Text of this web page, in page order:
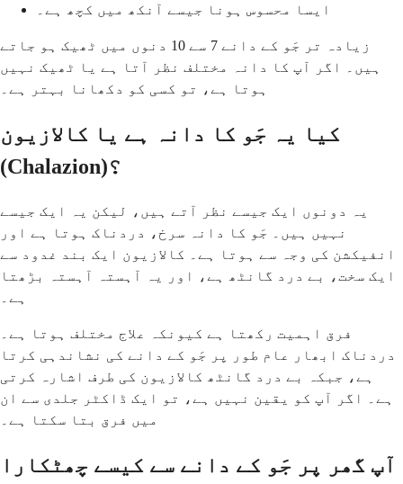
ایسا محسوس ہونا جیسے آنکھ میں کچھ ہے۔
زیادہ تر جَو کے دانے 7 سے 10 دنوں میں ٹھیک ہو جاتے
ہیں۔ اگر آپ کا دانہ مختلف نظر آتا ہے یا ٹھیک نہیں
ہوتا ہے، تو کسی کو دکھانا بہتر ہے۔
کیا یہ جَو کا دانہ ہے یا کالازیون
(Chalazion)؟
یہ دونوں ایک جیسے نظر آتے ہیں، لیکن یہ ایک جیسے
نہیں ہیں۔ جَو کا دانہ سرخ، دردناک ہوتا ہے اور
انفیکشن کی وجہ سے ہوتا ہے۔ کالازیون ایک بند غدود سے
ایک سخت، بے درد گانٹھ ہے، اور یہ آہستہ آہستہ بڑھتا
ہے۔
فرق اہمیت رکھتا ہے کیونکہ علاج مختلف ہوتا ہے۔
دردناک ابھار عام طور پر جَو کے دانے کی نشاندہی کرتا
ہے، جبکہ بے درد گانٹھ کالازیون کی طرف اشارہ کرتی
ہے۔ اگر آپ کو یقین نہیں ہے، تو ایک ڈاکٹر جلدی سے ان
میں فرق بتا سکتا ہے۔
آپ گھر پر جَو کے دانے سے کیسے چھٹکارا